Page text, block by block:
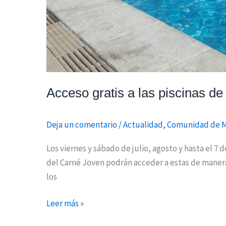
Acceso gratis a las piscinas
Deja un comentario/Actualidad,Comunidad de
Los viernes y sábado de julio, agosto y hasta el
del Carné Joven podrán acceder a estas de
los
Joven
Leer más »